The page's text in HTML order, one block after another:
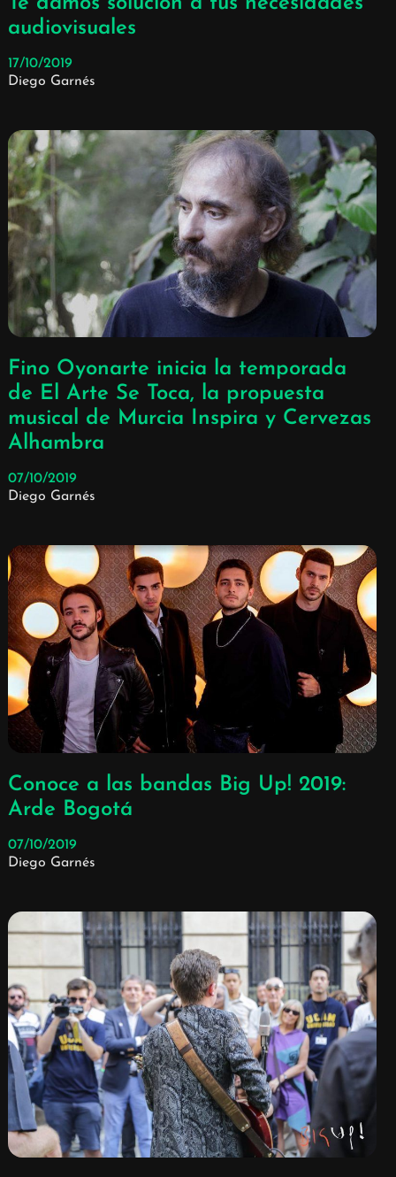
audiovisuales
17/10/2019
Diego Garnés
Fino Oyonarte inicia la temporada
de El Arte Se Toca, la propuesta
musical de Murcia Inspira y Cervezas
Alhambra
07/10/2019
Diego Garnés
Conoce a las bandas Big Up! 2019:
Arde Bogotá
07/10/2019
Diego Garnés